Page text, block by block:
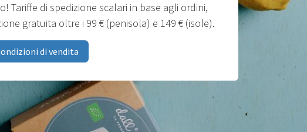
Tariffe di spedizione scalari in base agli ordini,
gratuita oltre i 99 € (penisola) e 149 € (isole).
di vendita